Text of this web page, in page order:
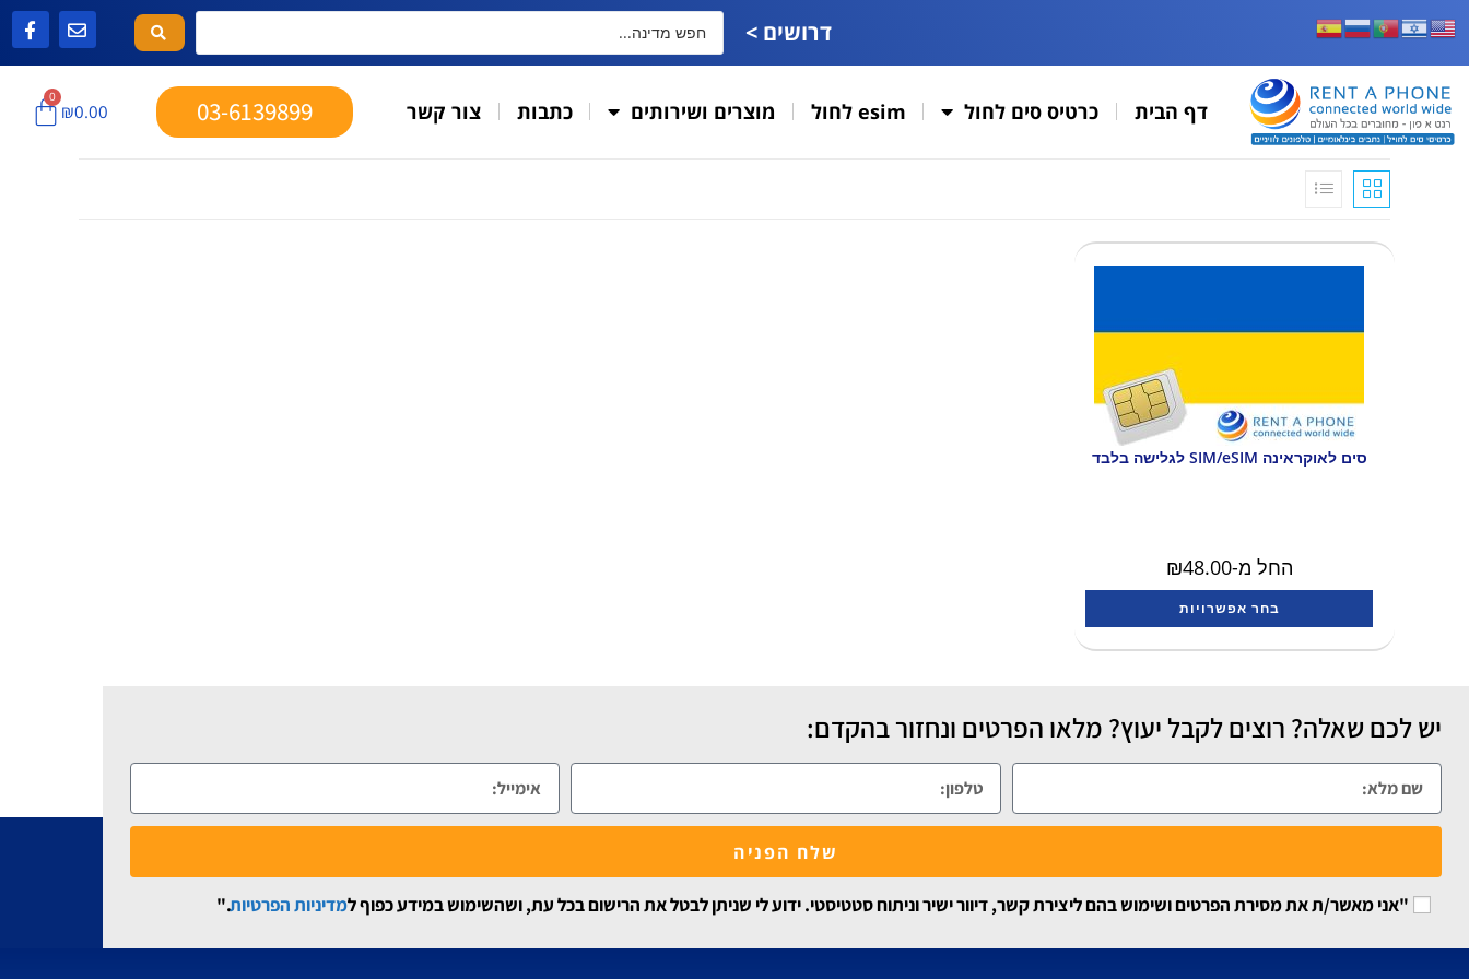
דרושים >
דף הבית כרטיס סים לחול esim לחול מוצרים ושירותים כתבות צור קשר 03-6139899
₪0.00
0
סים לאוקראינה SIM/eSIM לגלישה בלבד
החל מ- ₪48.00
בחר אפשרויות
יש לכם שאלה? רוצים לקבל יעוץ? מלאו הפרטים ונחזור בהקדם:
"אני מאשר/ת את מסירת הפרטים ושימוש בהם ליצירת קשר, דיוור ישיר וניתוח סטטיסטי. ידוע לי שניתן לבטל את הרישום בכל עת, ושהשימוש במידע כפוף למדיניות הפרטיות."
שלח הפניה